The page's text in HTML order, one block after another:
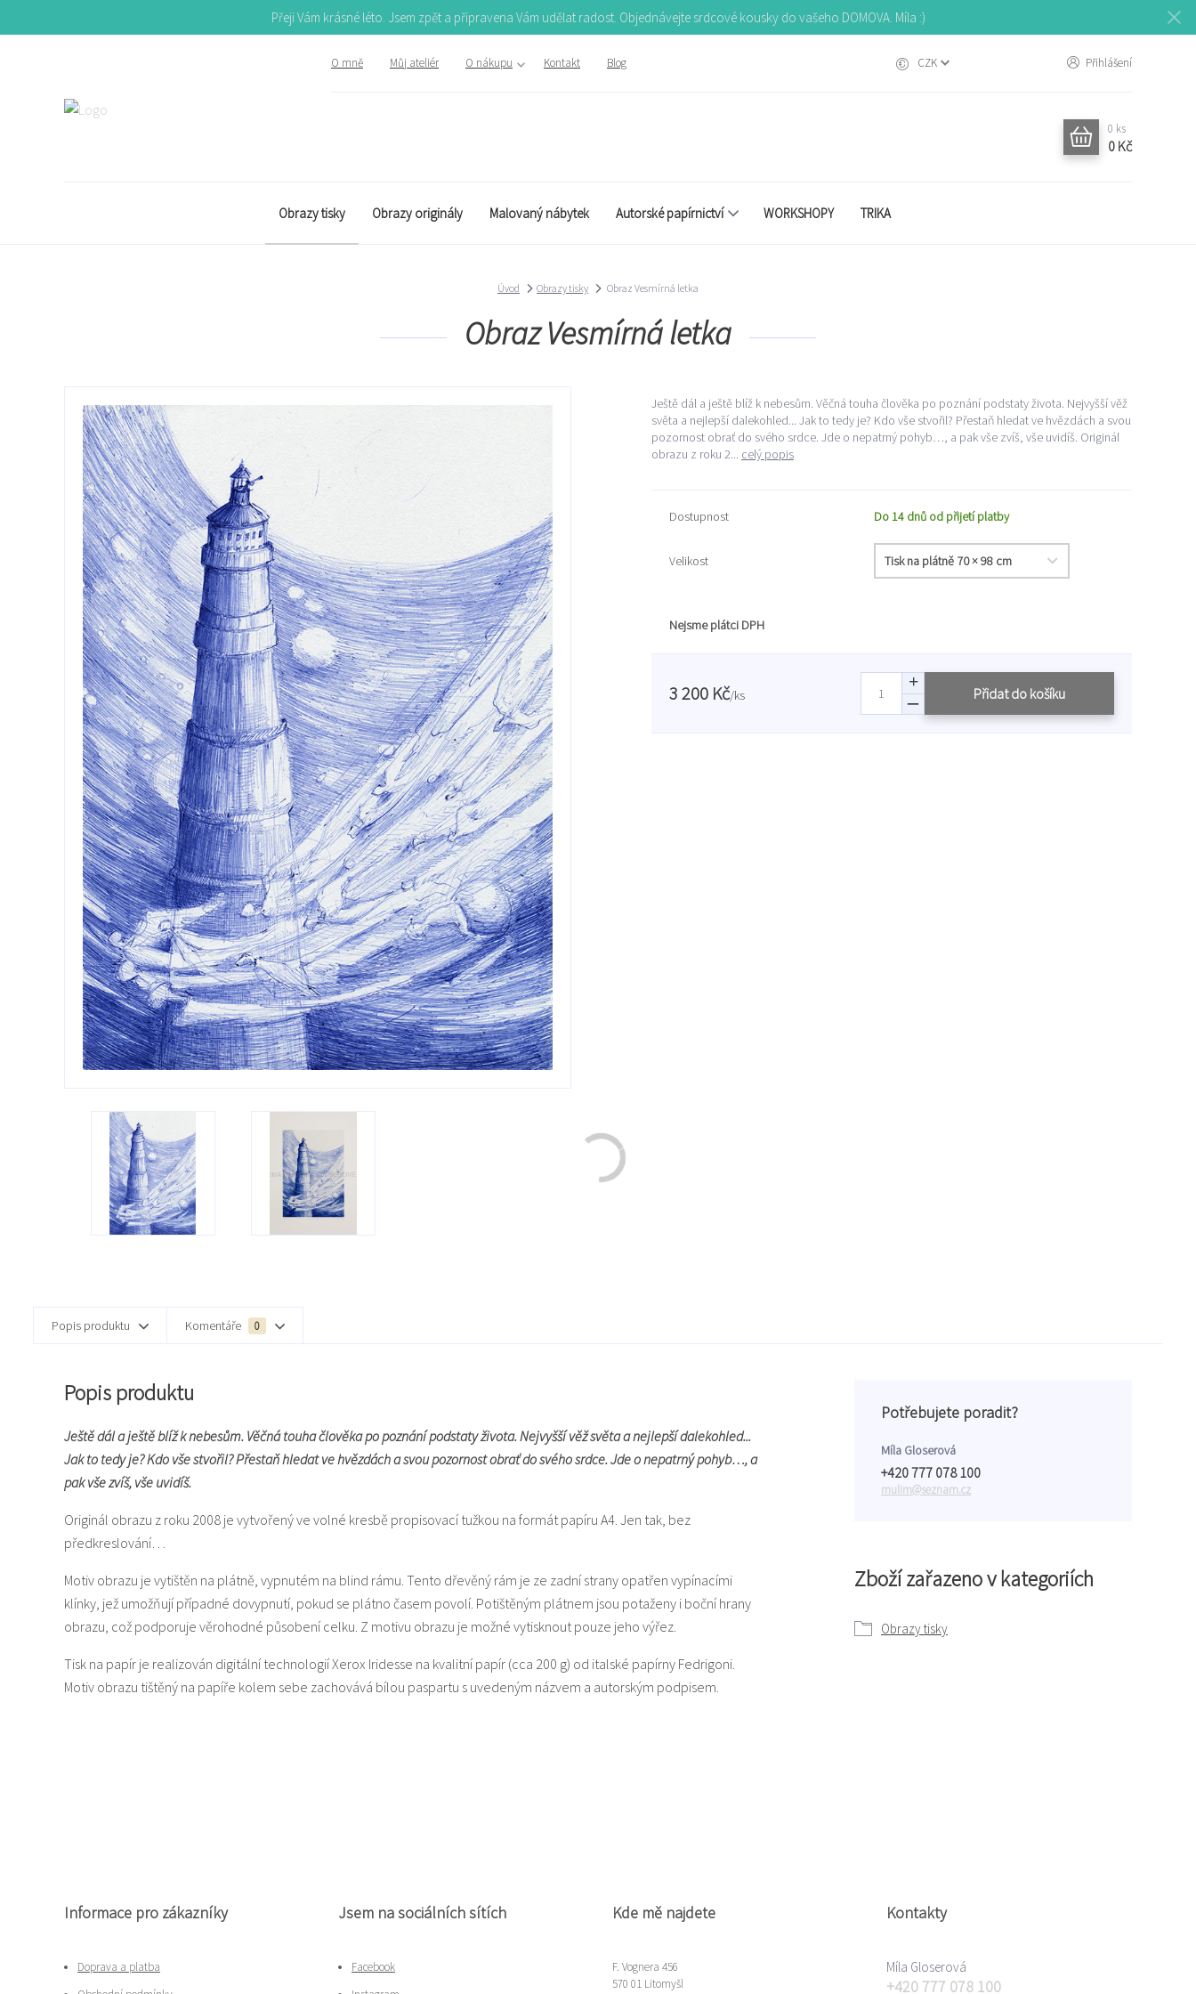
Přeji Vám krásné léto. Jsem zpět a připravena Vám udělat radost. Objednávejte srdcové kousky do vašeho DOMOVA. Míla :)
O mně Můj ateliér O nákupu Kontakt Blog CZK Přihlášení
0 ks
0 Kč
Obrazy tisky Obrazy originály Malovaný nábytek Autorské papírnictví WORKSHOPY TRIKA
Úvod Obrazy tisky Obraz Vesmírná letka
Obraz Vesmírná letka
Ještě dál a ještě blíž k nebesům. Věčná touha člověka po poznání podstaty života. Nejvyšší věž
světa a nejlepší dalekohled... Jak to tedy je? Kdo vše stvořil? Přestaň hledat ve hvězdách a svou
pozornost obrať do svého srdce. Jde o nepatrný pohyb…, a pak vše zvíš, vše uvidíš. Originál
obrazu z roku 2... celý popis
Dostupnost Do 14 dnů od přijetí platby
Velikost
Nejsme plátci DPH
3 200 Kč/ks Přidat do košíku
Popis produktu Komentáře 0
Popis produktu
Ještě dál a ještě blíž k nebesům. Věčná touha člověka po poznání podstaty života. Nejvyšší věž světa a nejlepší dalekohled...
Jak to tedy je? Kdo vše stvořil? Přestaň hledat ve hvězdách a svou pozornost obrať do svého srdce. Jde o nepatrný pohyb…, a
pak vše zvíš, vše uvidíš.
Originál obrazu z roku 2008 je vytvořený ve volné kresbě propisovací tužkou na formát papíru A4. Jen tak, bez
předkreslování…
Motiv obrazu je vytištěn na plátně, vypnutém na blind rámu. Tento dřevěný rám je ze zadní strany opatřen vypínacími
klínky, jež umožňují případné dovypnutí, pokud se plátno časem povolí. Potištěným plátnem jsou potaženy i boční hrany
obrazu, což podporuje věrohodné působení celku. Z motivu obrazu je možné vytisknout pouze jeho výřez.
Tisk na papír je realizován digitální technologií Xerox Iridesse na kvalitní papír (cca 200 g) od italské papírny Fedrigoni.
Motiv obrazu tištěný na papíře kolem sebe zachovává bílou paspartu s uvedeným názvem a autorským podpisem.
Zboží zařazeno v kategoriích
Obrazy tisky
Potřebujete poradit?
Míla Gloserová
+420 777 078 100
mulim@seznam.cz
Informace pro zákazníky
Doprava a platba
Jsem na sociálních sítích
Facebook
Kde mě najdete
F. Vognera 456
570 01 Litomyšl
Kontakty
Míla Gloserová
+420 777 078 100